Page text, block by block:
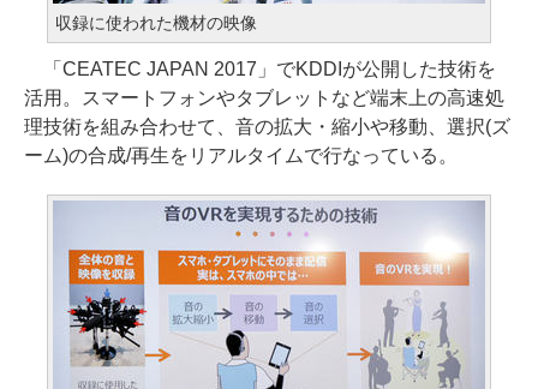
収録に使われた機材の映像
「CEATEC JAPAN 2017」でKDDIが公開した技術を
活用。スマートフォンやタブレットなど端末上の高速処
理技術を組み合わせて、音の拡大・縮小や移動、選択(ズ
ーム)の合成/再生をリアルタイムで行なっている。